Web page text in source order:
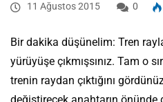
11 Ağustos 2015 0
Bir dakika düşünelim: Tren
yürüyüşe çıkmışsınız. Tam o
trenin raydan çıktığını